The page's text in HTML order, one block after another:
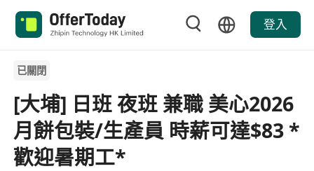
登入
已關閉
[大埔] 日班 夜班 兼職 美心2026
月餅包裝/生產員 時薪可達$83 *
歡迎暑期工*